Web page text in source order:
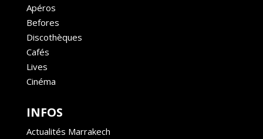
Apéros
Befores
Discothèques
Cafés
Lives
Cinéma
INFOS
Actualités Marrakech